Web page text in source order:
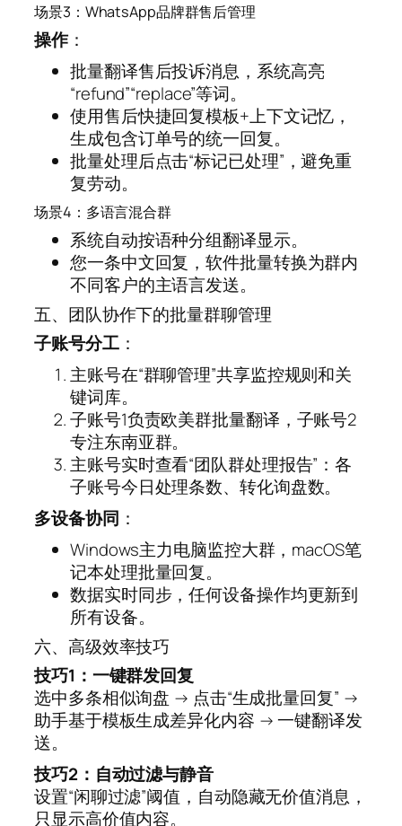
场景3：WhatsApp品牌群售后管理
操作：
批量翻译售后投诉消息，系统高亮
“refund”“replace”等词。
使用售后快捷回复模板+上下文记忆，
生成包含订单号的统一回复。
批量处理后点击“标记已处理”，避免重
复劳动。
场景4：多语言混合群
系统自动按语种分组翻译显示。
您一条中文回复，软件批量转换为群内
不同客户的主语言发送。
五、团队协作下的批量群聊管理
子账号分工：
主账号在“群聊管理”共享监控规则和关
键词库。
子账号1负责欧美群批量翻译，子账号2
专注东南亚群。
主账号实时查看“团队群处理报告”：各
子账号今日处理条数、转化询盘数。
多设备协同 ：
Windows主力电脑监控大群，macOS笔
记本处理批量回复。
数据实时同步，任何设备操作均更新到
所有设备。
六、高级效率技巧
技巧1：一键群发回复
选中多条相似询盘 → 点击“生成批量回复” →
助手基于模板生成差异化内容 → 一键翻译发
送。
技巧2：自动过滤与静音
设置“闲聊过滤”阈值，自动隐藏无价值消息，
只显示高价值内容。